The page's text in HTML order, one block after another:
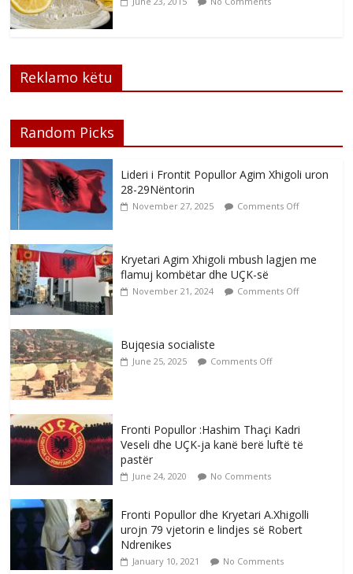
Reklamo këtu
Random Picks
Lideri i Frontit Popullor Agim Xhigoli uron
28-29Nëntorin
November 27, 2025 Comments Off
Kryetari Agim Xhigoli mbush lagjen me
flamuj kombëtar dhe UÇK-së
November 21, 2024 Comments Off
Bujqesia socialiste
June 25, 2025 Comments Off
Fronti Popullor :Hashim Thaçi Kadri
Veseli dhe UÇK-ja kanë berë luftë të
pastër
June 24, 2020 No Comments
Fronti Popullor dhe Kryetari A.Xhigolli
urojn 79 vjetorin e lindjes së Robert
Ndrenikes
January 10, 2021 No Comments